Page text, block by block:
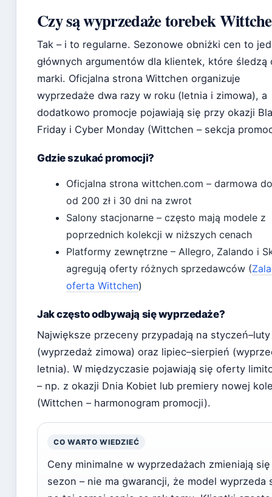
Czy są wyprzedaże torebek
Tak – i to regularne. Sezonowe obniżki cen to
głównych argumentów dla klientek, które śledzą
marki. Oficjalna strona Wittchen organizuje
wyprzedaże dwa razy w roku (letnia i zimowa), a
dodatkowo promocje pojawiają się przy okazji
Friday i Cyber Monday (Wittchen – sekcja
Gdzie szukać promocji?
Oficjalna strona wittchen.com – darmowa
od 200 zł i 30 dni na zwrot
Salony stacjonarne – często mają modele z
poprzednich kolekcji w niższych cenach
Platformy zewnętrzne – Allegro, Zalando i
agregują oferty różnych sprzedawców (
oferta Wittchen)
Jak często odbywają się wyprzedaże?
Największe przeceny przypadają na styczeń–luty
(wyprzedaż zimowa) oraz lipiec–sierpień
letnia). W międzyczasie pojawiają się oferty
– np. z okazji Dnia Kobiet lub premiery nowej
(Wittchen – harmonogram promocji).
CO WARTO WIEDZIEĆ
Ceny minimalne w wyprzedażach zmieniają
sezon – nie ma gwarancji, że model wyprzeda